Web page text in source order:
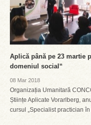
Aplică până pe 23 martie
domeniul social“
08 Mar 2018
Organizația Umanitară
Științe Aplicate Vorarlberg,
cursul „Specialist practician